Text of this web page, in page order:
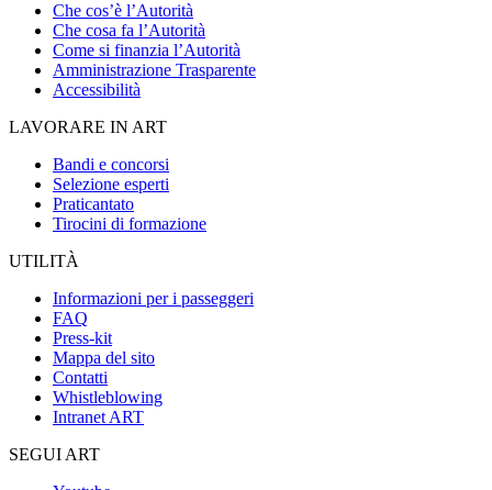
Che cos’è l’Autorità
Che cosa fa l’Autorità
Come si finanzia l’Autorità
Amministrazione Trasparente
Accessibilità
LAVORARE IN ART
Bandi e concorsi
Selezione esperti
Praticantato
Tirocini di formazione
UTILITÀ
Informazioni per i passeggeri
FAQ
Press-kit
Mappa del sito
Contatti
Whistleblowing
Intranet ART
SEGUI ART